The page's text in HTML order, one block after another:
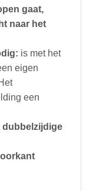
gaat,
naar het
is met het
eigen
een
dubbelzijdige